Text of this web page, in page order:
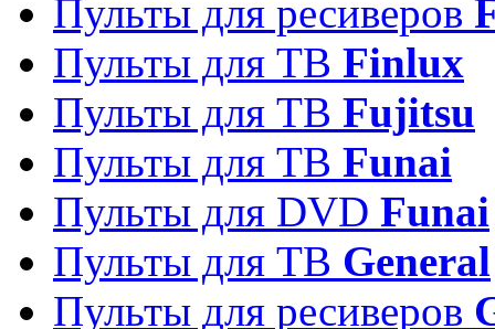
Пульты для ресиверов
Пульты для ТВ Finlux
Пульты для ТВ Fujitsu
Пульты для ТВ Funai
Пульты для DVD Funai
Пульты для ТВ General
Пульты для ресиверов